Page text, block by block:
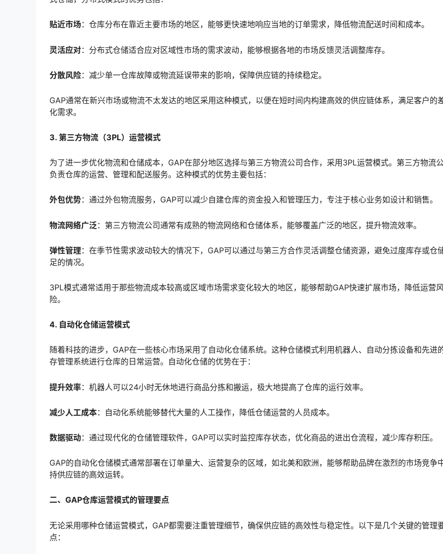
贴近市场：仓库分布在靠近主要市场的地区，能够更快速地响应当地的订单需求，降低物流配送时间和成本。
灵活应对：分布式仓储适合应对区域性市场的需求波动，能够根据各地的市场反馈灵活调整库存。
分散风险：减少单一仓库故障或物流延误带来的影响，保障供应链的持续稳定。
GAP通常在新兴市场或物流不太发达的地区采用这种模式，以便在短时间内构建高效的供应链体系，满足客户的
化需求。
3. 第三方物流（3PL）运营模式
为了进一步优化物流和仓储成本，GAP在部分地区选择与第三方物流公司合作，采用3PL运营模式。第三方物流
负责仓库的运营、管理和配送服务。这种模式的优势主要包括：
外包优势：通过外包物流服务，GAP可以减少自建仓库的资金投入和管理压力，专注于核心业务如设计和销售。
物流网络广泛 ：第三方物流公司通常有成熟的物流网络和仓储体系，能够覆盖广泛的地区，提升物流效率。
弹性管理 ：在季节性需求波动较大的情况下，GAP可以通过与第三方合作灵活调整仓储资源，避免过度库存或仓
足的情况。
3PL模式通常适用于那些物流成本较高或区域市场需求变化较大的地区，能够帮助GAP快速扩展市场，降低运营
险。
4. 自动化仓储运营模式
随着科技的进步，GAP在一些核心市场采用了自动化仓储系统。这种仓储模式利用机器人、自动分拣设备和先进
存管理系统进行仓库的日常运营。自动化仓储的优势在于：
提升效率：机器人可以24小时无休地进行商品分拣和搬运，极大地提高了仓库的运行效率。
减少人工成本：自动化系统能够替代大量的人工操作，降低仓储运营的人员成本。
数据驱动：通过现代化的仓储管理软件，GAP可以实时监控库存状态，优化商品的进出仓流程，减少库存积压。
GAP的自动化仓储模式通常部署在订单量大、运营复杂的区域，如北美和欧洲，能够帮助品牌在激烈的市场竞争
持供应链的高效运转。
二、GAP仓库运营模式的管理要点
无论采用哪种仓储运营模式，GAP都需要注重管理细节，确保供应链的高效性与稳定性。以下是几个关键的管理
点：